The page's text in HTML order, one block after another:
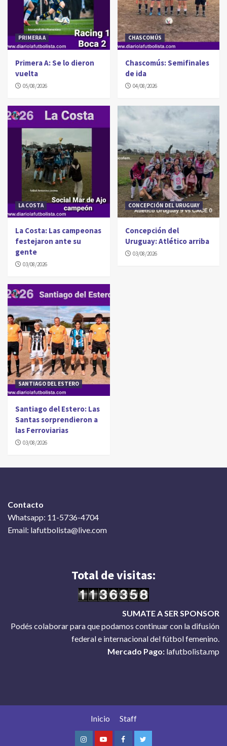
PRIMERA A
Primera A: Se lo dieron
vuelta
05/08/2026
CHASCOMÚS
Chascomús: Semifinales
de ida
04/08/2026
LA COSTA
La Costa: Las campeonas
festejaron ante su
gente
03/08/2026
CONCEPCIÓN DEL URUGUAY
Concepción del
Uruguay: Atlético arriba
03/08/2026
SANTIAGO DEL ESTERO
Santiago del Estero: Las
Santas sorprendieron a
las Ferroviarias
03/08/2026
Contacto
Whatsapp: 11-5736-4704
Email: lafutbolista@live.com
Total de visitas:
SUMATE A SER SPONSOR
Podés colaborar para que podamos continuar con la difusión
federal e internacional del fútbol femenino.
Mercado Pago: lafutbolista.mp
Inicio Staff